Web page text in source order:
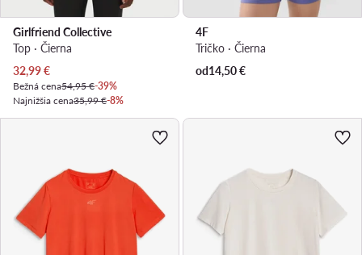
Girlfriend Collective
Top · Čierna
Aktuálna cena
32,99€
Bežná cena54,95 €-39%
Najnižšia cena35,99 €-8%
4F
Tričko · Čierna
od14,50€